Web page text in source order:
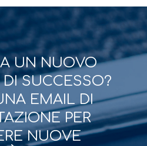
UN NUOVO
DI SUCCESSO?
EMAIL DI
PER
NUOVE